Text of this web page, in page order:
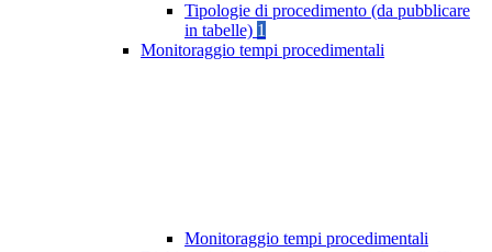
Tipologie di procedimento (da pubblicare
in tabelle) 1
Monitoraggio tempi procedimentali
Monitoraggio tempi procedimentali